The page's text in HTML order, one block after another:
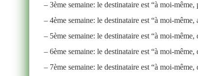
– 3ème semaine: le destinataire est “à moi-
– 4ème semaine: le destinataire est “à moi-
– 5ème semaine: le destinataire est “à moi-même,
– 6ème semaine: le destinataire est “à moi-même,
– 7ème semaine: le destinataire est “à moi-même,